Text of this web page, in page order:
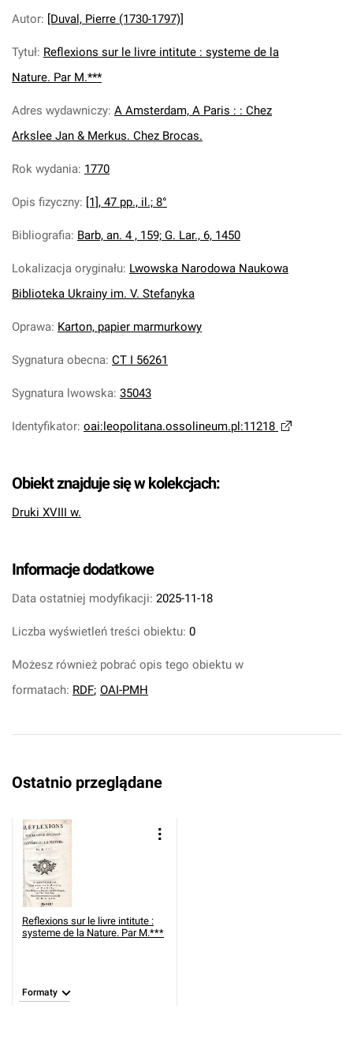
Autor: [Duval, Pierre (1730-1797)]
Tytuł: Reflexions sur le livre intitute : systeme de la
Nature. Par M.***
Adres wydawniczy: A Amsterdam, A Paris : : Chez
Arkslee Jan & Merkus. Chez Brocas.
Rok wydania: 1770
Opis fizyczny: [1], 47 pp., il.; 8°
Bibliografia: Barb, an. 4 , 159; G. Lar., 6, 1450
Lokalizacja oryginału: Lwowska Narodowa Naukowa
Biblioteka Ukrainy im. V. Stefanyka
Oprawa: Karton, papier marmurkowy
Sygnatura obecna: CT I 56261
Sygnatura lwowska: 35043
Identyfikator: oai:leopolitana.ossolineum.pl:11218
Obiekt znajduje się w kolekcjach:
Druki XVIII w.
Informacje dodatkowe
Data ostatniej modyfikacji: 2025-11-18
Liczba wyświetleń treści obiektu: 0
Możesz również pobrać opis tego obiektu w
formatach: RDF; OAI-PMH
Ostatnio przeglądane
Reflexions sur le livre intitute :
systeme de la Nature. Par M.***
Formaty